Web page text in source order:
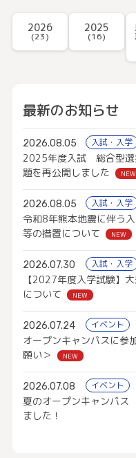
2026
(23)
2025
(16)
最新のお知らせ
2026.08.05 入試・入学
2025年度入試 総合型選
題を再公開しました
NEW
2026.08.05 入試・入学
令和8年熊本地震に伴う
等の措置について
NEW
2026.07.30 入試・入学
【2027年度入学試験】
について
NEW
2026.07.24 イベント
オープンキャンパスに参
願い＞
NEW
2026.07.08 イベント
夏のオープンキャンパ
ました！